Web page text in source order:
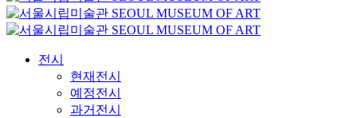
전시
현재전시
예정전시
과거전시